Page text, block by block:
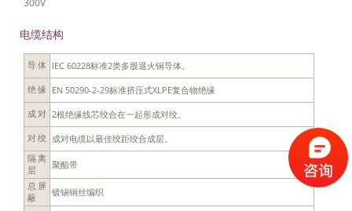
300V
电缆结构
导体 IEC 60228标准2类多股退火铜导体。
绝缘 EN 50290-2-29标准挤压式XLPE复合物绝缘
成对 2根绝缘线芯绞合在一起形成对绞。
对绞 成对电缆以最佳绞距绞合成层。
隔离
层
聚酯带
总屏
蔽
镀锡铜丝编织